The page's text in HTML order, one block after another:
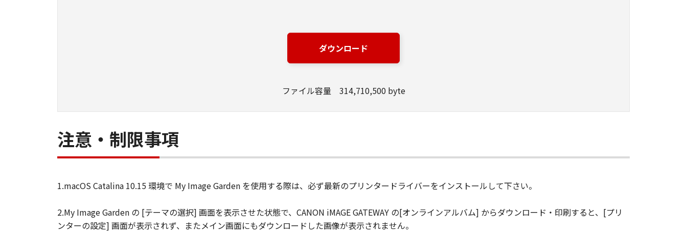
て生ずる直接的または間接的な損失、損害等について、いかなる場合においても一切の責任を負いません。
ユーザーは、日本国政府または該当国の政府より必要な許可等を得ることなしに、本ソフトウェアの全部または一部を、直接または
ダウンロード
ファイル容量 314,710,500 byte
注意・制限事項
1.macOS Catalina 10.15 環境で My Image Garden を使用する際は、必ず最新のプリンタードライバーをインストールして下さい。
2.My Image Garden の [テーマの選択] 画面を表示させた状態で、CANON iMAGE GATEWAY の[オンラインアルバム] からダウンロード・印刷すると、[プリ
ンターの設定] 画面が表示されず、またメイン画面にもダウンロードした画像が表示されません。